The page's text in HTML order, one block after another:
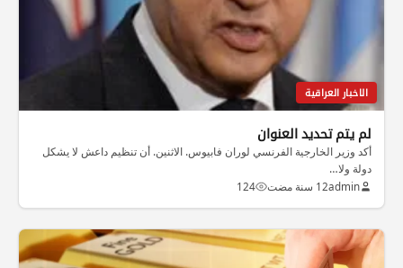
الاخبار العراقية
لم يتم تحديد العنوان
أكد وزير الخارجية الفرنسي لوران فابيوس. الاثنين. أن تنظيم داعش لا يشكل
دولة ولا…
admin12 سنة مضت 124